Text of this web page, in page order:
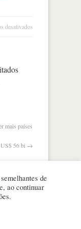
desativados
mais países
56 bi →
reservados.
de
e, ao continuar